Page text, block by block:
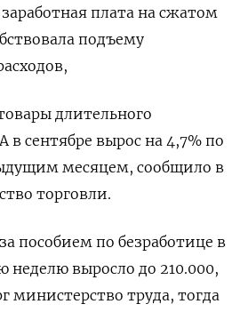
плата на сжатом
подъему
длительного
сентябре вырос на 4,7% по
месяцем, сообщило в
торговли.
пособием по безработице в
выросло до 210.000,
министерство труда, тогда